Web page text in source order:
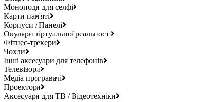
Моноподи для селфі
Карти пам'яті
Корпуси / Панелі
Окуляри віртуальної реальності
Фітнес-трекери
Чохли
Інші аксесуари для телефонів
Телевізори
Медіа програвачі
Проектори
Аксесуари для ТВ / Відеотехніки